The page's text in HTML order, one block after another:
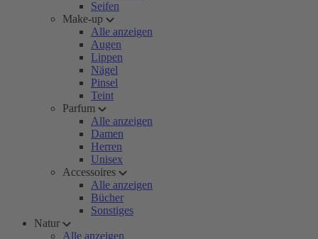
Seifen
Make-up
Alle anzeigen
Augen
Lippen
Nägel
Pinsel
Teint
Parfum
Alle anzeigen
Damen
Herren
Unisex
Accessoires
Alle anzeigen
Bücher
Sonstiges
Natur
Alle anzeigen